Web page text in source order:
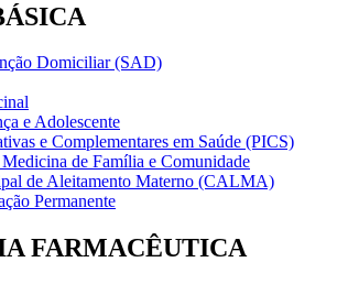
Domiciliar (SAD)
e Adolescente
e Complementares em Saúde (PICS)
de Família e Comunidade
de Aleitamento Materno (CALMA)
Permanente
FARMACÊUTICA